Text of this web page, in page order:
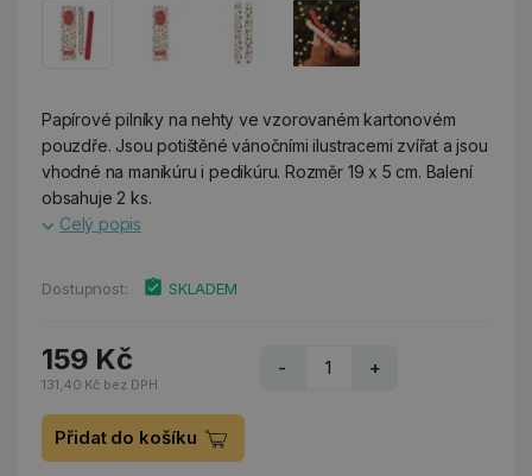
Papírové pilníky na nehty ve vzorovaném kartonovém
pouzdře. Jsou potištěné vánočními ilustracemi zvířat a jsou
vhodné na manikúru i pedikúru. Rozměr 19 x 5 cm. Balení
obsahuje 2 ks.
Celý popis
Dostupnost: SKLADEM
159 Kč
131,40 Kč bez DPH
- +
Přidat do košíku